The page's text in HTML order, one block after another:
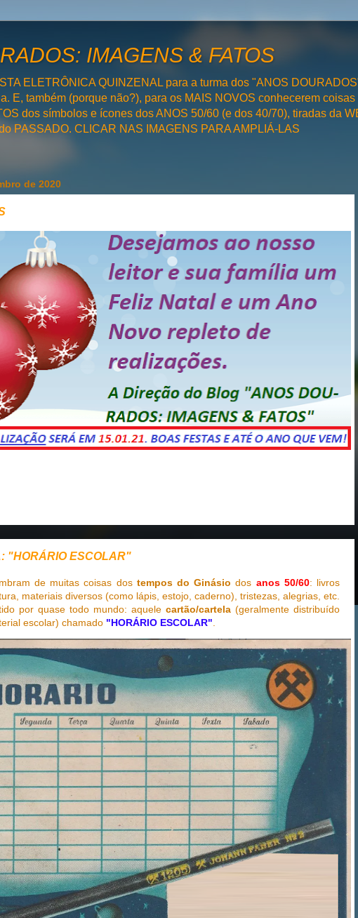
IMAGENS & FATOS
ELETRÔNICA QUINZENAL para a turma dos "ANOS
E, também (porque não?), para os MAIS NOVOS conhecerem
dos símbolos e ícones dos ANOS 50/60 (e dos 40/70), tiradas da
PASSADO. CLICAR NAS IMAGENS PARA AMPLIÁ-LAS
de 2020
"HORÁRIO ESCOLAR"
de muitas coisas dos tempos do Ginásio dos anos 50/60: livros
materiais diversos (como lápis, estojo, caderno), tristezas, alegrias, etc.
por quase todo mundo: aquele cartão/cartela (geralmente distribuído
escolar) chamado "HORÁRIO ESCOLAR"